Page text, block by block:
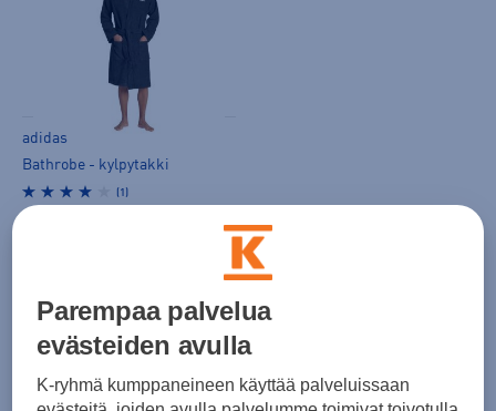
adidas
Bathrobe - kylpytakki
(1)
Parempaa palvelua
evästeiden avulla
K-ryhmä kumppaneineen käyttää palveluissaan